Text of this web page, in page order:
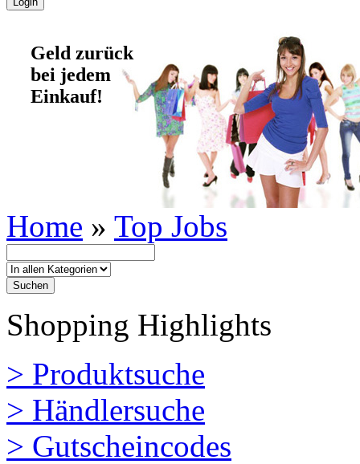
Geld zurück
bei jedem
Einkauf!
Home » Top Jobs
Shopping Highlights
> Produktsuche
> Händlersuche
> Gutscheincodes